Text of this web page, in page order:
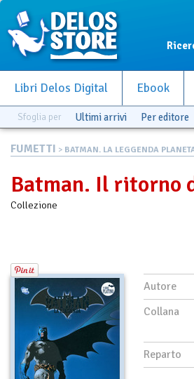
Libri Delos Digital Ebook
Sfoglia per Ultimi arrivi Per editore
FUMETTI > BATMAN. LA LEGGENDA
Batman. Il ritorno
Collezione
Autore
Collana
Reparto